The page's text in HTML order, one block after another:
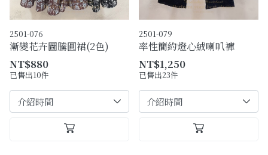
2501-076
漸變花卉圖騰圓裙(2色)
NT$880
已售出10件
2501-079
率性簡約燈心絨喇叭褲
NT$1,250
已售出23件